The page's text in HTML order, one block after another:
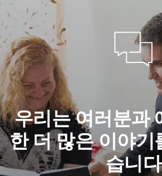
우리는 여러분과
한 더 많은 이야기
습니다